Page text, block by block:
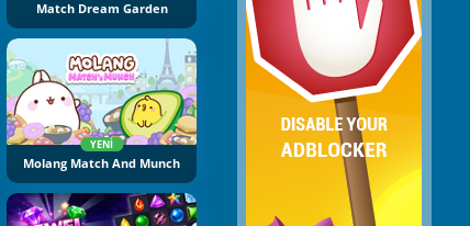
Match Dream Garden
YENI
Molang Match And Munch